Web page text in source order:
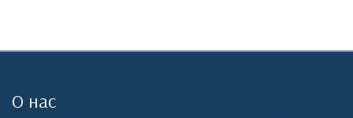
О нас